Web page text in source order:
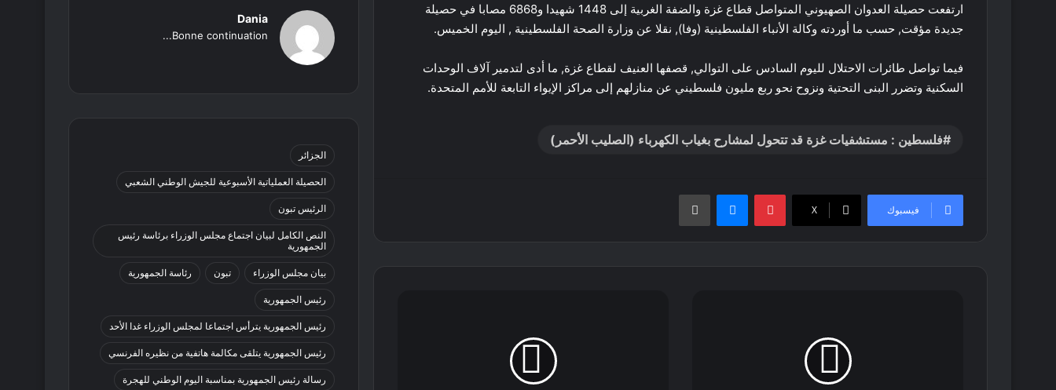
ارتفعت حصيلة العدوان الصهيوني المتواصل قطاع غزة والضفة الغربية إلى 1448 شهيدا و6868 مصابا في حصيلة
جديدة مؤقت, حسب ما أوردته وكالة الأنباء الفلسطينية (وفا), نقلا عن وزارة الصحة الفلسطينية , اليوم الخميس.
فيما تواصل طائرات الاحتلال لليوم السادس على التوالي, قصفها العنيف لقطاع غزة, ما أدى لتدمير آلاف الوحدات
السكنية وتضرر البنى التحتية ونزوح نحو ربع مليون فلسطيني عن منازلهم إلى مراكز الإيواء التابعة للأمم المتحدة.
فلسطين : مستشفيات غزة قد تتحول لمشارح بغياب الكهرباء (الصليب الأحمر)
فيسبوك ‫X
بينتيريستماسنجر طباعة
Dania
Bonne continuation...
الجزائر
الحصيلة العملياتية الأسبوعية للجيش الوطني الشعبي
الرئيس تبون
النص الكامل لبيان اجتماع مجلس الوزراء برئاسة رئيس
الجمهورية
بيان مجلس الوزراء تبون رئاسة الجمهورية
رئيس الجمهورية
رئيس الجمهورية يترأس اجتماعا لمجلس الوزراء غدا الأحد
رئيس الجمهورية يتلقى مكالمة هاتفية من نظيره الفرنسي
رسالة رئيس الجمهورية بمناسبة اليوم الوطني للهجرة